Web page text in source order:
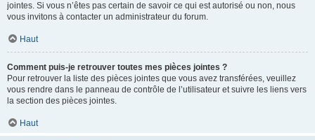
jointes. Si vous n’êtes pas certain de savoir ce qui est autorisé ou non, nous
vous invitons à contacter un administrateur du forum.
Haut
Comment puis-je retrouver toutes mes pièces jointes ?
Pour retrouver la liste des pièces jointes que vous avez transférées, veuillez
vous rendre dans le panneau de contrôle de l’utilisateur et suivre les liens vers
la section des pièces jointes.
Haut